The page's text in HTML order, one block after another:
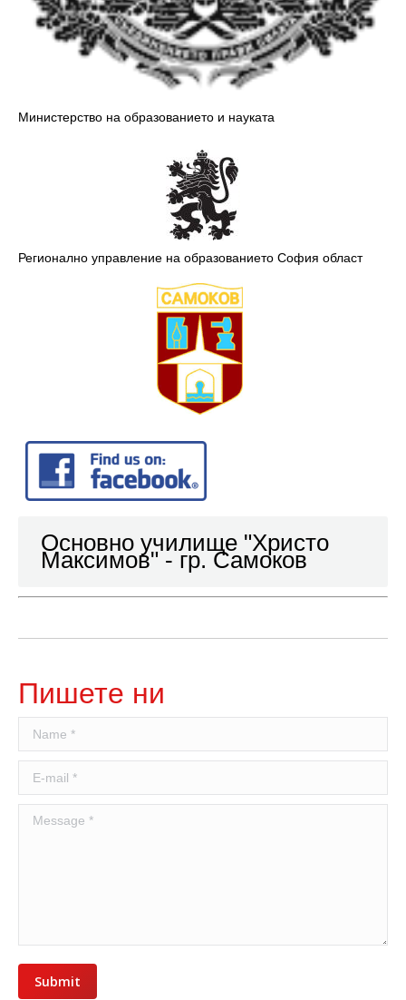
Министерство на образованието и науката
Регионално управление на образованието София област
Основно училище "Христо
Максимов" - гр. Самоков
Пишете ни
Name *
E-mail *
Message *
Submit